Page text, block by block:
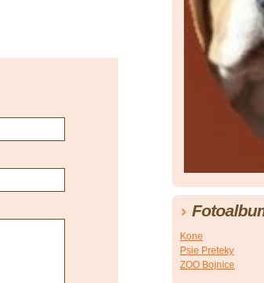
Kone
Psie Preteky
ZOO Bojnice